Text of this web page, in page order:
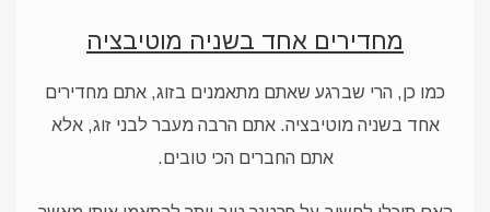
מחדירים אחד בשניה מוטיבציה
כמו כן, הרי שברגע שאתם מתאמנים בזוג, אתם מחדירים
אחד בשניה מוטיבציה. אתם הרבה מעבר לבני זוג, אלא
אתם החברים הכי טובים.